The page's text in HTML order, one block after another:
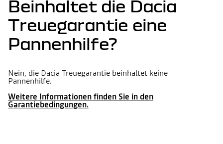
Beinhaltet die Dacia
Treuegarantie eine
Pannenhilfe?
Nein, die Dacia Treuegarantie beinhaltet keine
Pannenhilfe.
Weitere Informationen finden Sie in den
Garantiebedingungen.